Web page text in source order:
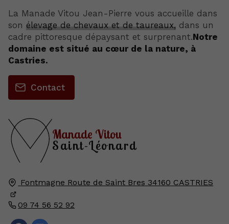
Manade Vitou
Saint-Léonard
Fontmagne Route de Saint Bres 34160 CASTRIES
09 74 56 52 92
La Manade Vitou Jean-Pierre vous accueille dans
son élevage de chevaux et de taureaux, dans un
cadre pittoresque dépaysant et surprenant.Notre
domaine est situé au cœur de la nature, à
Castries.
Contact